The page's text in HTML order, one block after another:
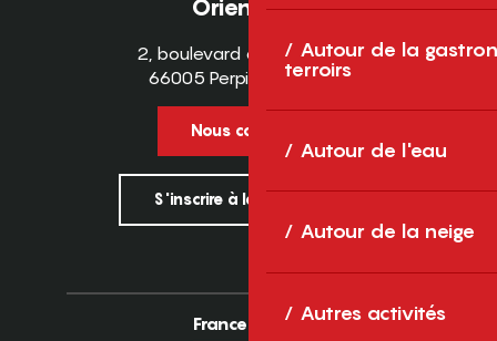
Autour de la
terroirs
Autour de l'eau
Autour de la neige
Autres activités
Orientales
2, boulevard des Pyrénées
66005 Perpignan Cedex
Nous contacter
S'inscrire à la newsletter
France Europe